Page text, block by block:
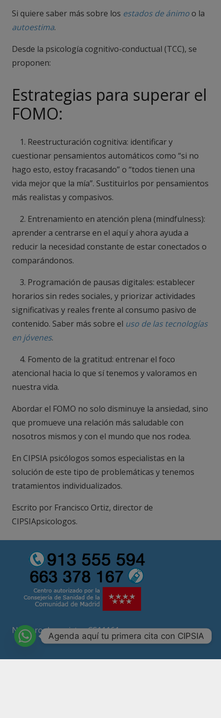
Si quiere saber más sobre los estados de ánimoo la
autoestima.
Desde la psicología cognitivo-conductual (TCC), se
proponen:
Estrategias para superar el
FOMO:
1. Reestructuración cognitiva: identificar y
cuestionar pensamientos automáticos como “si no
hago esto, estoy fracasando” o “todos tienen una
vida mejor que la mía”. Sustituirlos por pensamientos
más realistas y compasivos.
2. Entrenamiento en atención plena (mindfulness):
aprender a centrarse en el aquí y ahora ayuda a
reducir la necesidad constante de estar conectados o
comparándonos.
3. Programación de pausas digitales: establecer
horarios sin redes sociales, y priorizar actividades
significativas y reales frente al consumo pasivo de
contenido. Saber más sobre el uso de las tecnologías
en jóvenes.
4. Fomento de la gratitud: entrenar el foco
atencional hacia lo que sí tenemos y valoramos en
nuestra vida.
Abordar el FOMO no solo disminuye la ansiedad, sino
que promueve una relación más saludable con
nosotros mismos y con el mundo que nos rodea.
En CIPSIA psicólogos somos especialistas en la
solución de este tipo de problemáticas y tenemos
tratamientos individualizados.
Escrito por Francisco Ortiz, director de
CIPSIApsicologos.
Número de registro CS11161
Agenda aquí tu primera cita con CIPSIA